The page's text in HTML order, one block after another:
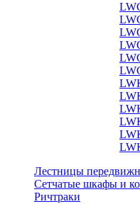
Лестницы
Сетчатые шкафы и
Ричтраки